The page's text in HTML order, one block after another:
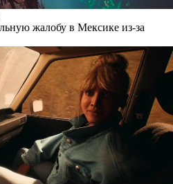
жалобу в Мексике из-за